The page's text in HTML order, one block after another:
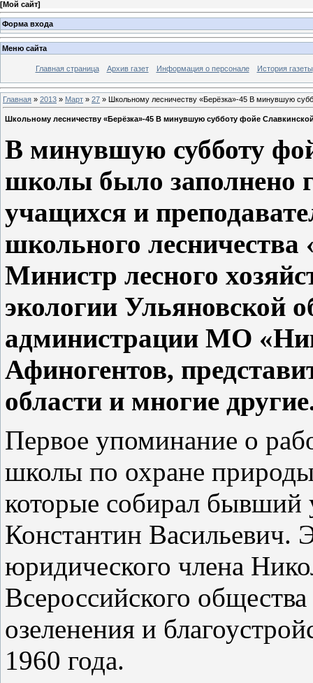
[Мой сайт]
Форма входа
Меню сайта
Главная страница Архив газет Информация о персонале История газеты
Главная » 2013 » Март » 27 » Школьному лесничеству «Берёзка»-45 В минувшую
Школьному лесничеству «Берёзка»-45 В минувшую субботу фойе
В минувшую субботу
школы было заполнено
учащихся и
школьного лесничества
Министр лесного
экологии Ульяновской
администрации МО
Афиногентов,
области и многие
Первое упоминание о
школы по охране
которые собирал бывший
Константин Васильевич.
юридического члена
Всероссийского
озеленения и
1960 года.